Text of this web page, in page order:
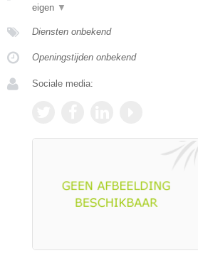
eigen ▼
Diensten onbekend
Openingstijden onbekend
Sociale media: